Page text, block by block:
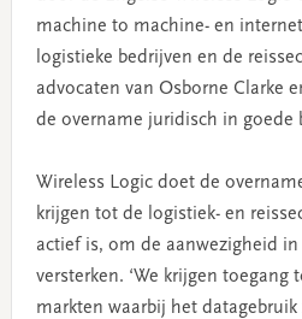
machine to machine- en
logistieke bedrijven en de
advocaten van Osborne Clarke
de overname juridisch in goede
Wireless Logic doet de
krijgen tot de logistiek- en
actief is, om de aanwezigheid in
versterken. ‘We krijgen toegang
markten waarbij het datagebruik